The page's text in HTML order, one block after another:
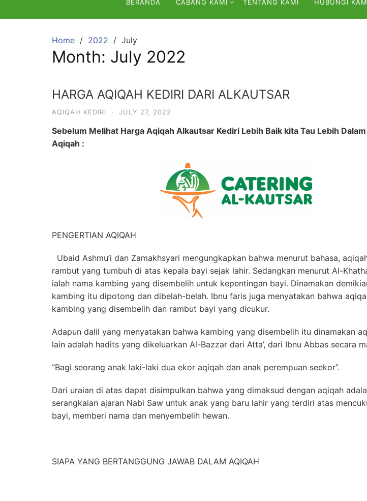
BERANDA CABANG KAMI TENTANG KAMI HUBUNGI
Home 2022 July
Month: July 2022
HARGA AQIQAH KEDIRI DARI ALKAUTSAR
AQIQAH KEDIRI · JULY 27, 2022
Sebelum Melihat Harga Aqiqah Alkautsar Kediri Lebih Baik kita Tau Lebih
Aqiqah :
PENGERTIAN AQIQAH
Ubaid Ashmu’i dan Zamakhsyari mengungkapkan bahwa menurut bahasa,
rambut yang tumbuh di atas kepala bayi sejak lahir. Sedangkan menurut Al-
ialah nama kambing yang disembelih untuk kepentingan bayi. Dinamakan
kambing itu dipotong dan dibelah-belah. Ibnu faris juga menyatakan bahwa
kambing yang disembelih dan rambut bayi yang dicukur.
Adapun dalil yang menyatakan bahwa kambing yang disembelih itu dinamakan
lain adalah hadits yang dikeluarkan Al-Bazzar dari Atta’, dari Ibnu Abbas secara
“Bagi seorang anak laki-laki dua ekor aqiqah dan anak perempuan seekor”.
Dari uraian di atas dapat disimpulkan bahwa yang dimaksud dengan aqiqah
serangkaian ajaran Nabi Saw untuk anak yang baru lahir yang terdiri atas
bayi, memberi nama dan menyembelih hewan.
SIAPA YANG BERTANGGUNG JAWAB DALAM AQIQAH